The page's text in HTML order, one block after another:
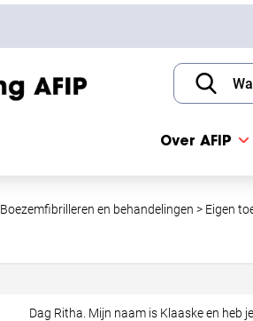
Over AFIP
Boezemfibrilleren en behandelingen > Eigen
Dag Ritha. Mijn naam is Klaaske en heb